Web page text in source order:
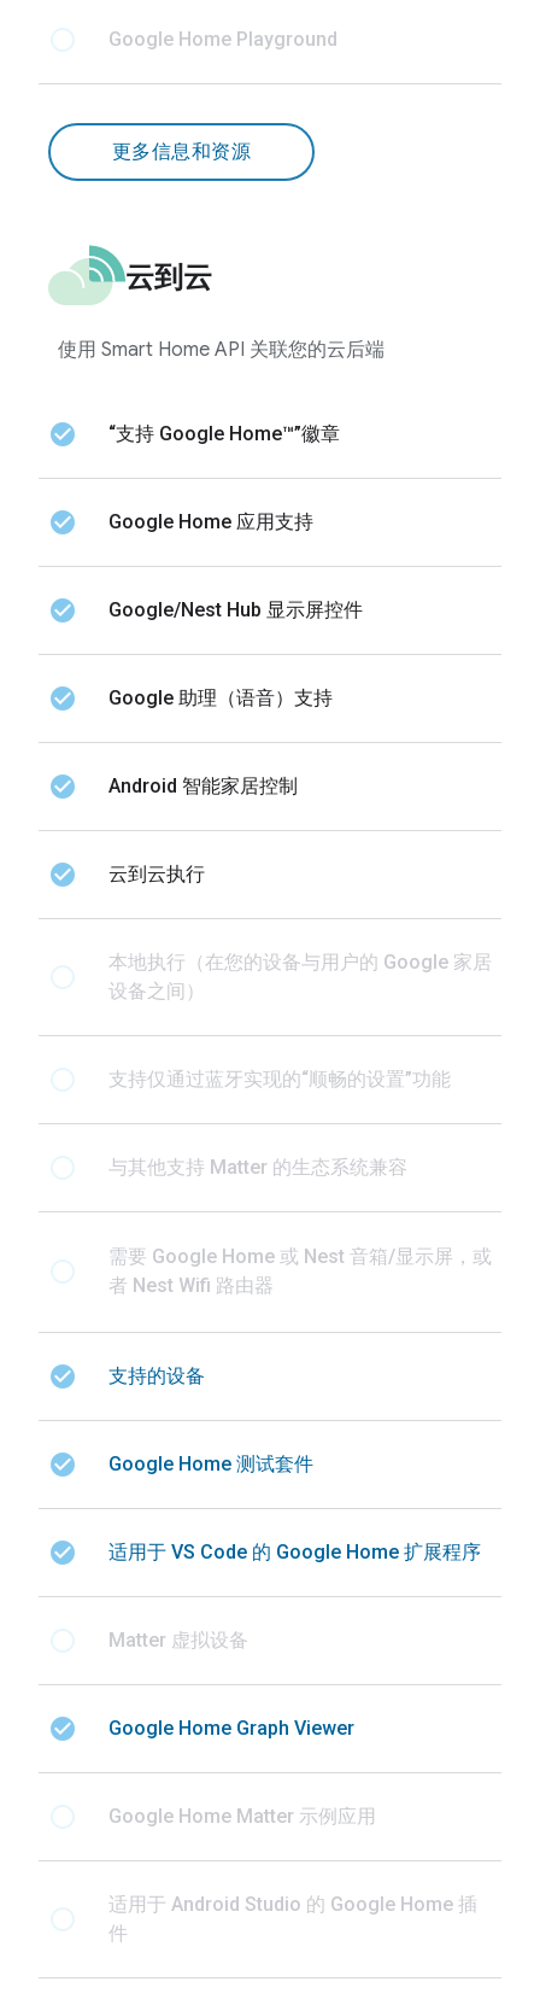
Google Home Playground
更多信息和资源
云到云
使用 Smart Home API 关联您的云后端
check_circle “支持 Google Home™”徽章
check_circle Google Home 应用支持
check_circle Google/Nest Hub 显示屏控件
check_circle Google 助理（语音）支持
check_circle Android 智能家居控制
check_circle 云到云执行
本地执行（在您的设备与用户的 Google 家居
设备之间）
支持仅通过蓝牙实现的“顺畅的设置”功能
与其他支持 Matter 的生态系统兼容
需要 Google Home 或 Nest 音箱/显示屏，或
者 Nest Wifi 路由器
check_circle 支持的设备
check_circle Google Home 测试套件
check_circle 适用于 VS Code 的 Google Home 扩展程序
Matter 虚拟设备
check_circle Google Home Graph Viewer
Google Home Matter 示例应用
适用于 Android Studio 的 Google Home 插
件